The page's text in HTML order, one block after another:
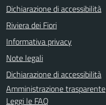
Dichiarazione di accessibilità
Riviera dei Fiori
Informativa privacy
Note legali
Dichiarazione di accessibilità
Amministrazione trasparente
Leggi le FAQ